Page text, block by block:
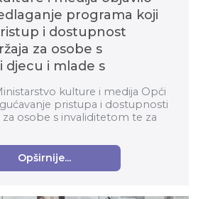
programa koji
i dostupnost
za osobe s
djecu i mlade s
godini
kulture i medija Opći
pristupa i dostupnosti
za osobe s invaliditetom te za
Opširnije...